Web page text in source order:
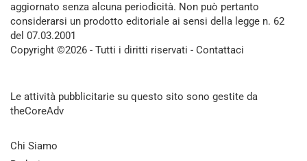
aggiornato senza alcuna periodicità. Non può pertanto
considerarsi un prodotto editoriale ai sensi della legge n. 62
del 07.03.2001
Copyright ©2026 - Tutti i diritti riservati - Contattaci
Le attività pubblicitarie su questo sito sono gestite da
theCoreAdv
Chi Siamo